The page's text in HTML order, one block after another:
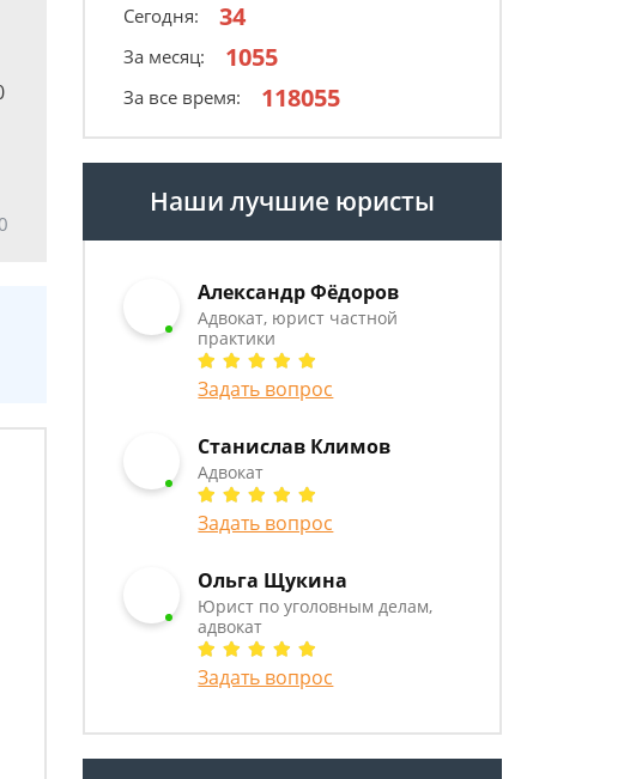
Сегодня: 34
За месяц: 1055
За все время: 118055
Наши лучшие юристы
Александр Фёдоров
Адвокат, юрист частной
практики
Задать вопрос
Станислав Климов
Адвокат
Задать вопрос
Ольга Щукина
Юрист по уголовным делам,
адвокат
Задать вопрос